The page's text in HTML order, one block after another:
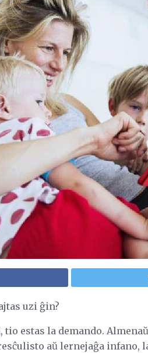
uzi ĝin?
tio estas la demando.
aŭ lernejaĝa infano,